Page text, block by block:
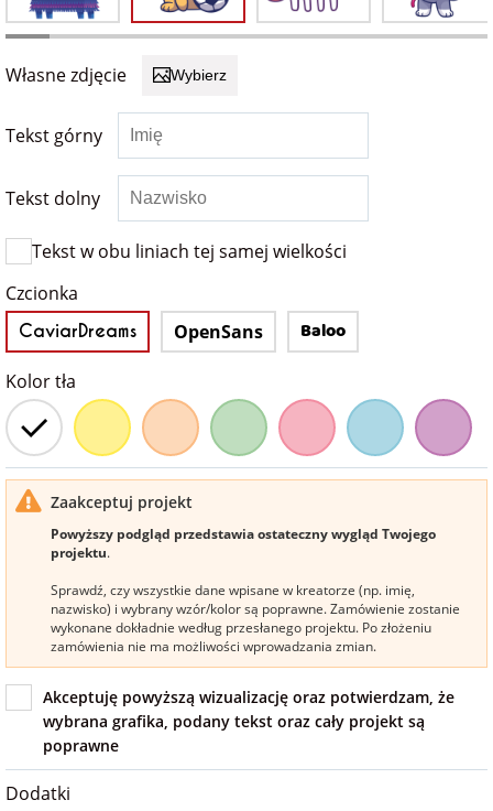
Fotoksiążki
Dodatki i
opakowania
na Dzień
Chłopaka
na Dzień Kobiet
na walentynki
na mikołajki
na prezent
świąteczny
na Dzień Babci i
Dziadka
na Wielkanoc
na wieczór
panieński
kawalerski
dla przyjaciółki
dla przyjaciela
Własne zdjęcie Wybierz
Tekst górny
Tekst dolny
Tekst w obu liniach tej samej wielkości
Czcionka
CaviarDreams OpenSans Baloo
Kolor tła
Zaakceptuj projekt
Powyższy podgląd przedstawia ostateczny wygląd Twojego
projektu.
Sprawdź, czy wszystkie dane wpisane w kreatorze (np. imię,
nazwisko) i wybrany wzór/kolor są poprawne. Zamówienie zostanie
wykonane dokładnie według przesłanego projektu. Po złożeniu
zamówienia nie ma możliwości wprowadzania zmian.
Akceptuję powyższą wizualizację oraz potwierdzam, że
wybrana grafika, podany tekst oraz cały projekt są
poprawne
Dodatki